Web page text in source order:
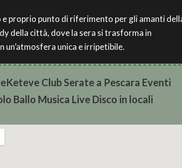
proprio punto di riferimento per gli amanti
della città, dove la sera si trasforma in
un’atmosfera unica e irripetibile.
Club Serate a Pescara Eventi
Ballo Musica Live Disco in locali